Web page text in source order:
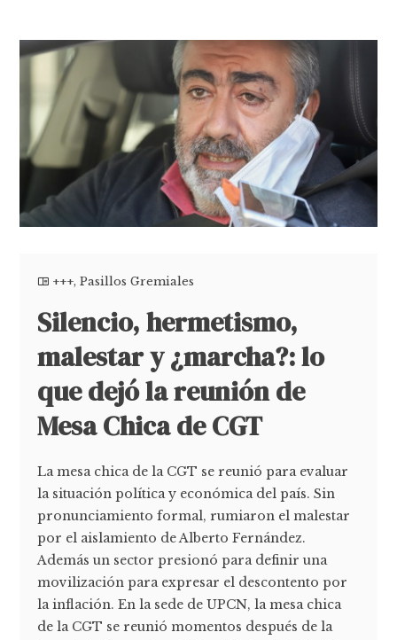
+++,Pasillos Gremiales
Silencio, hermetismo,
malestar y ¿marcha?: lo
que dejó la reunión de
Mesa Chica de CGT
La mesa chica de la CGT se reunió para evaluar
la situación política y económica del país. Sin
pronunciamiento formal, rumiaron el malestar
por el aislamiento de Alberto Fernández.
Además un sector presionó para definir una
movilización para expresar el descontento por
la inflación. En la sede de UPCN, la mesa chica
de la CGT se reunió momentos después de la